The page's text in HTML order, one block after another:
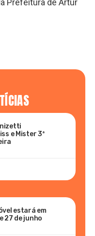
Prefeitura de Artur
e Mister 3ª
estará em
27 de junho